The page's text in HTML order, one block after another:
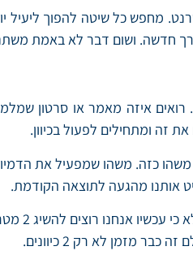
מחפש כל שיטה להפוך
חדשה. ושום דבר לא באמת
רואים איזה מאמר או סרטון
זה ומתחילים לפעול בכיוון.
כזה. משהו שמפעיל את הדמיון
אותנו מהגעה לתוצאה הקודמת.
מזמן לא רק 2 כיוונים.